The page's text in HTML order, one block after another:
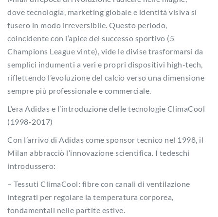
dove tecnologia, marketing globale e identità visiva si
fusero in modo irreversibile. Questo periodo,
coincidente con l’apice del successo sportivo (5
Champions League vinte), vide le divise trasformarsi da
semplici indumenti a veri e propri dispositivi high-tech,
riflettendo l’evoluzione del calcio verso una dimensione
sempre più professionale e commerciale.
L’era Adidas e l’introduzione delle tecnologie ClimaCool
(1998-2017)
Con l’arrivo di Adidas come sponsor tecnico nel 1998, il
Milan abbracciò l’innovazione scientifica. I tedeschi
introdussero:
– Tessuti ClimaCool: fibre con canali di ventilazione
integrati per regolare la temperatura corporea,
fondamentali nelle partite estive.